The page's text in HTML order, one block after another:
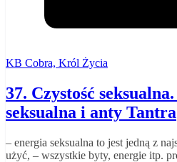
KB Cobra, Król Życia
37. Czystość
seksualna i anty Tantra
– energia seksualna to jest jedną z
użyć, – wszystkie byty, energie itp.